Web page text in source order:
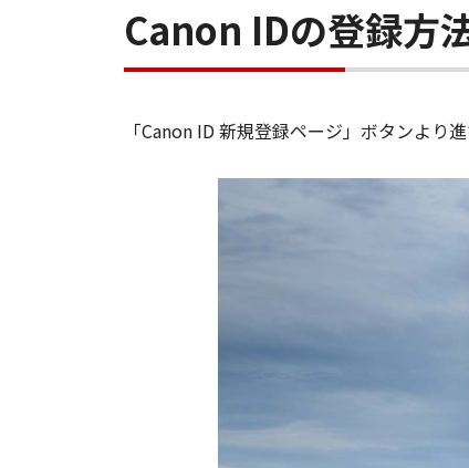
Canon IDの登録方
「Canon ID 新規登録ページ」ボタンより